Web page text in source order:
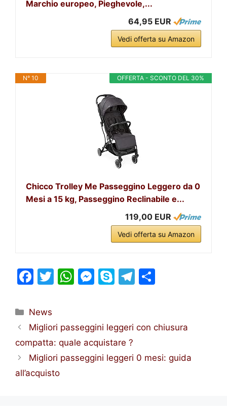
Marchio europeo, Pieghevole,...
64,95 EUR
Vedi offerta su Amazon
OFFERTA - SCONTO DEL 30%
N° 10
Chicco Trolley Me Passeggino Leggero da 0
Mesi a 15 kg, Passeggino Reclinabile e...
119,00 EUR
Vedi offerta su Amazon
F
c
e
b
o
o
T
er
W
s
A
p
M
s
e
n
S
p
e
T
gr
m
e
Categorie
News
Migliori passeggini leggeri con chiusura
compatta: quale acquistare ?
Migliori passeggini leggeri 0 mesi: guida
all’acquisto